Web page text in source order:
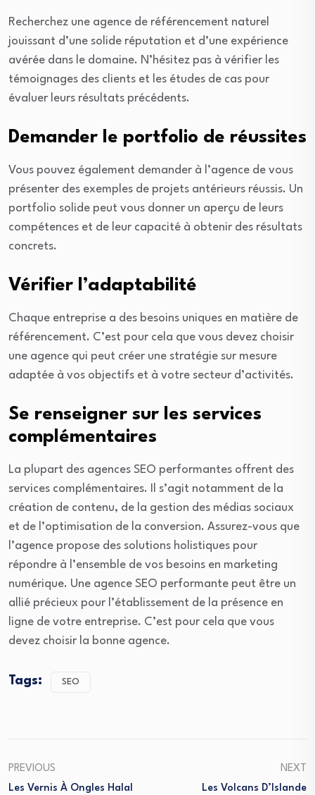
Recherchez une agence de référencement naturel
jouissant d’une solide réputation et d’une expérience
avérée dans le domaine. N’hésitez pas à vérifier les
témoignages des clients et les études de cas pour
évaluer leurs résultats précédents.
Demander le portfolio de réussites
Vous pouvez également demander à l’agence de vous
présenter des exemples de projets antérieurs réussis. Un
portfolio solide peut vous donner un aperçu de leurs
compétences et de leur capacité à obtenir des résultats
concrets.
Vérifier l’adaptabilité
Chaque entreprise a des besoins uniques en matière de
référencement. C’est pour cela que vous devez choisir
une agence qui peut créer une stratégie sur mesure
adaptée à vos objectifs et à votre secteur d’activités.
Se renseigner sur les services
complémentaires
La plupart des agences SEO performantes offrent des
services complémentaires. Il s’agit notamment de la
création de contenu, de la gestion des médias sociaux
et de l’optimisation de la conversion. Assurez-vous que
l’agence propose des solutions holistiques pour
répondre à l’ensemble de vos besoins en marketing
numérique. Une agence SEO performante peut être un
allié précieux pour l’établissement de la présence en
ligne de votre entreprise. C’est pour cela que vous
devez choisir la bonne agence.
Tags: SEO
PREVIOUS
Les Vernis À Ongles Halal
NEXT
Les Volcans D’Islande